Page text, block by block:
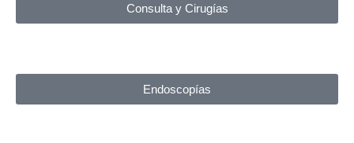
Consulta y Cirugías
Endoscopías